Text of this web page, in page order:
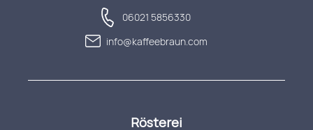
06021 5856330
info@kaffeebraun.com
Rösterei